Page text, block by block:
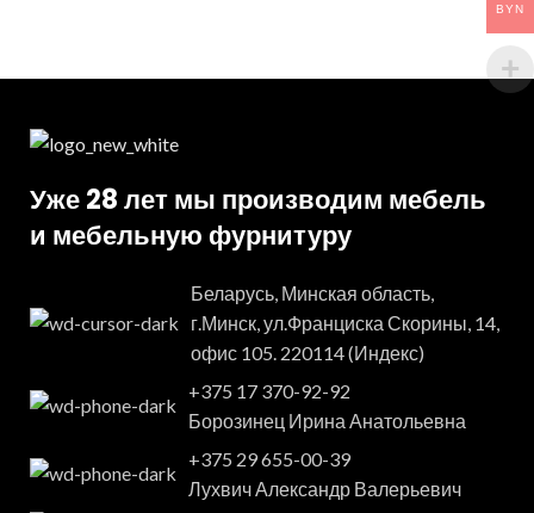
Уже 28 лет мы производим мебель
и мебельную фурнитуру
Беларусь, Минская область,
г.Минск, ул.Франциска Скорины, 14,
офис 105. 220114 (Индекс)
+375 17 370-92-92
Борозинец Ирина Анатольевна
+375 29 655-00-39
Лухвич Александр Валерьевич
BYN